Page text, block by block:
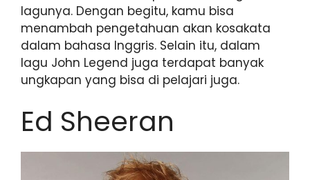
lagunya. Dengan begitu, kamu bisa
menambah pengetahuan akan kosakata
dalam bahasa Inggris. Selain itu, dalam
lagu John Legend juga terdapat banyak
ungkapan yang bisa di pelajari juga.
Ed Sheeran